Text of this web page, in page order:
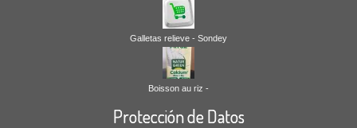
Galletas relieve - Sondey
Boisson au riz -
Protección de Datos